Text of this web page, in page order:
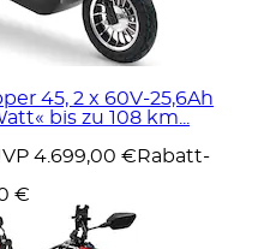
45, 2 x 60V-25,6Ah
bis zu 108 km...
4.699,00 € Rabatt-
€